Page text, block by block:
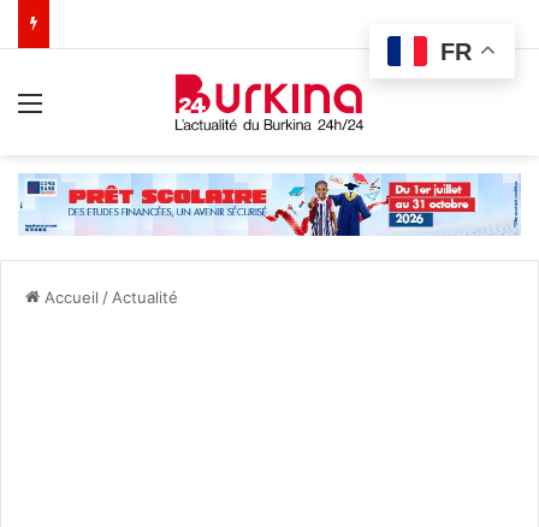
Accueil / Actualité
FR